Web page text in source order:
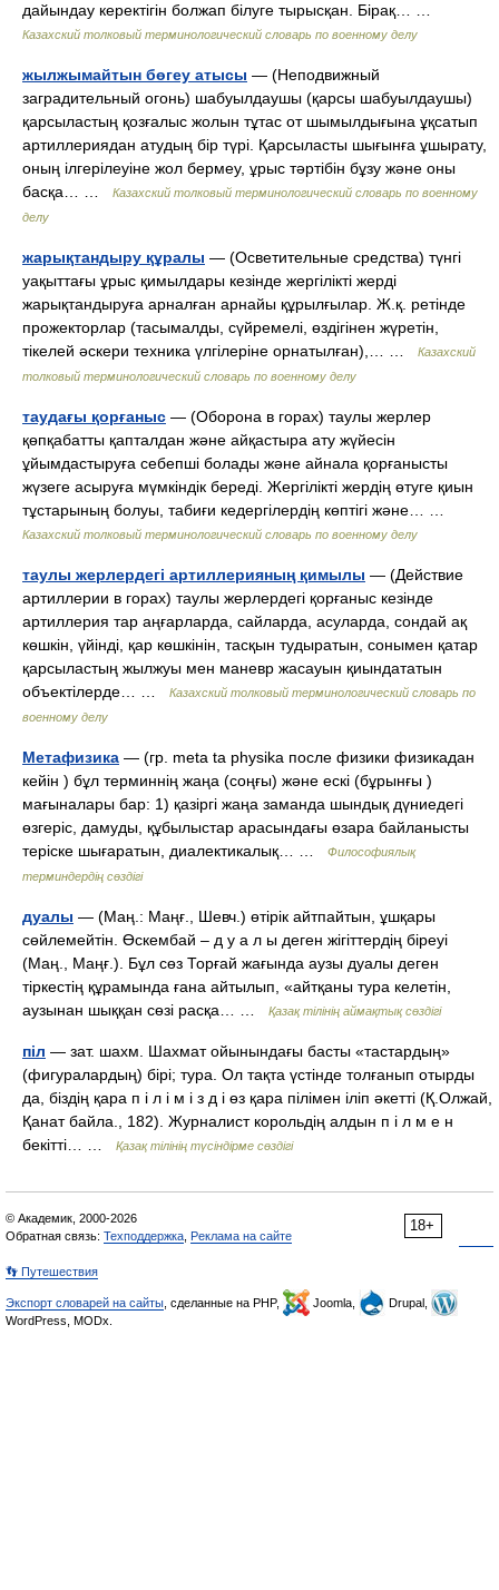
дайындау керектігін болжап білуге тырысқан. Бірақ… …
Казахский толковый терминологический словарь по военному делу
жылжымайтын бөгеу атысы — (Неподвижный
заградительный огонь) шабуылдаушы (қарсы шабуылдаушы)
қарсыластың қозғалыс жолын тұтас от шымылдығына ұқсатып
артиллериядан атудың бір түрі. Қарсыласты шығынға ұшырату,
оның ілгерілеуіне жол бермеу, ұрыс тәртібін бұзу және оны
басқа… …
Казахский толковый терминологический словарь по военному
делу
жарықтандыру құралы — (Осветительные средства) түнгі
уақыттағы ұрыс қимылдары кезінде жергілікті жерді
жарықтандыруға арналған арнайы құрылғылар. Ж.қ. ретінде
прожекторлар (тасымалды, сүйремелі, өздігінен жүретін,
тікелей әскери техника үлгілеріне орнатылған),… …
Казахский
толковый терминологический словарь по военному делу
таудағы қорғаныс — (Оборона в горах) таулы жерлер
қөпқабатты қапталдан және айқастыра ату жүйесін
ұйымдастыруға себепші болады және айнала қорғанысты
жүзеге асыруға мүмкіндік береді. Жергілікті жердің өтуге қиын
тұстарының болуы, табиғи кедергілердің көптігі және… …
Казахский толковый терминологический словарь по военному делу
таулы жерлердегі артиллерияның қимылы — (Действие
артиллерии в горах) таулы жерлердегі қорғаныс кезінде
артиллерия тар аңғарларда, сайларда, асуларда, сондай ақ
көшкін, үйінді, қар көшкінін, тасқын тудыратын, сонымен қатар
қарсыластың жылжуы мен маневр жасауын қиындататын
объектілерде… …
Казахский толковый терминологический словарь по
военному делу
Метафизика — (гр. meta ta physika после физики физикадан
кейін ) бұл терминнің жаңа (соңғы) және ескі (бұрынғы )
мағыналары бар: 1) қазіргі жаңа заманда шындық дүниедегі
өзгеріс, дамуды, құбылыстар арасындағы өзара байланысты
теріске шығаратын, диалектикалық… …
Философиялық
терминдердің сөздігі
дуалы — (Маң.: Маңғ., Шевч.) өтірік айтпайтын, ұшқары
сөйлемейтін. Өскембай – д у а л ы деген жігіттердің біреуі
(Маң., Маңғ.). Бұл сөз Торғай жағында аузы дуалы деген
тіркестің құрамында ғана айтылып, «айтқаны тура келетін,
аузынан шыққан сөзі расқа… …
Қазақ тілінің аймақтық сөздігі
піл — зат. шахм. Шахмат ойынындағы басты «тастардың»
(фигуралардың) бірі; тура. Ол тақта үстінде толғанып отырды
да, біздің қара п і л і м і з д і өз қара пілімен іліп әкетті (Қ.Олжай,
Қанат байла., 182). Журналист корольдің алдын п і л м е н
бекітті… …
Қазақ тілінің түсіндірме сөздігі
18+
© Академик, 2000-2026
Обратная связь: Техподдержка Реклама на сайте
👣 Путешествия
Экспорт словарей на сайты , сделанные на PHP, Joomla,
Drupal,
WordPress, MODx.